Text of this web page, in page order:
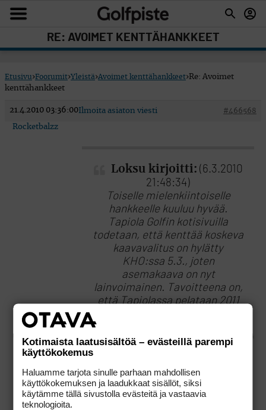
RE: AVOIMET KENTTÄHANKKEET
Etusivu›Foorumit›Yleistä›Avoimet kenttähankkeet›Re: Avoimet
kenttähankkeet
21.4.2010 03:36:00 #466568
Ilmoita asiaton viesti
Rocketbalzz
Loksu kirjoitti: (6.3.2010
21:48:34)
Toiselle mielenkiintoiselle
hankkeelle kuuluu hyvää.
Tapiola Golfin kotisivuilla
todetaan, että kenttää koskeva
kaavavalitus on hylätty
KHO:ssa 5.3., joten
asemakaava on nyt
lainvoimainen. Tavoitteena on,
että Tapiolassa pelataan 2011
pienelle (55 ha) alueelle, jolloin kentästä tulee
ahdas ja turvallisuuden kannalta jopa
vaarallinen. Syntymässä siis toinen ’Vuosaari’,
Kotimaista laatusisältöä – evästeillä parempi
käyttökokemus
Haluamme tarjota sinulle parhaan mahdollisen
käyttökokemuksen ja laadukkaat sisällöt, siksi
käytämme tällä sivustolla evästeitä ja vastaavia
teknologioita.